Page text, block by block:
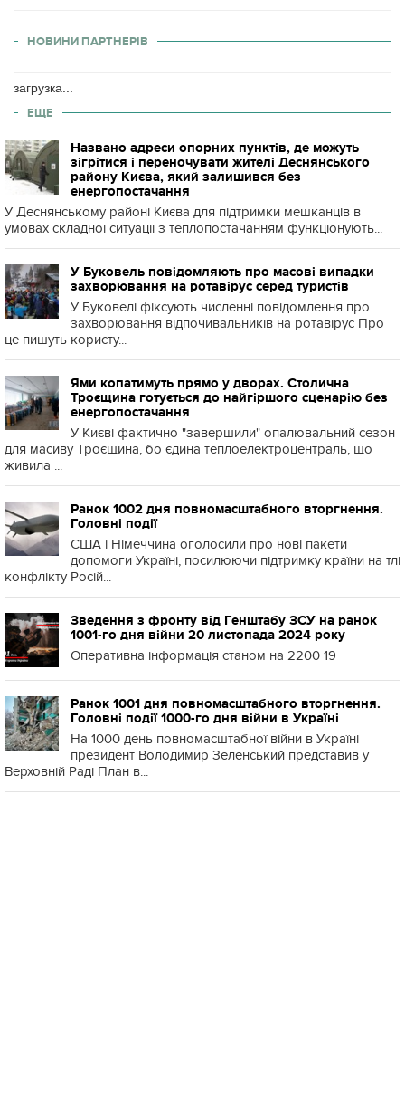
НОВИНИ ПАРТНЕРІВ
загрузка...
ЕЩЕ
Названо адреси опорних пунктів, де можуть
зігрітися і переночувати жителі Деснянського
району Києва, який залишився без
енергопостачання
У Деснянському районі Києва для підтримки мешканців в
умовах складної ситуації з теплопостачанням функціонують...
У Буковель повідомляють про масові випадки
захворювання на ротавірус серед туристів
У Буковелі фіксують численні повідомлення про
захворювання відпочивальників на ротавірус Про
це пишуть користу...
Ями копатимуть прямо у дворах. Столична
Троєщина готується до найгіршого сценарію без
енергопостачання
У Києві фактично "завершили" опалювальний сезон
для масиву Троєщина, бо єдина теплоелектроцентраль, що
живила ...
Ранок 1002 дня повномасштабного вторгнення.
Головні події
США і Німеччина оголосили про нові пакети
допомоги Україні, посилюючи підтримку країни на тлі
конфлікту Росій...
Зведення з фронту від Генштабу ЗСУ на ранок
1001-го дня війни 20 листопада 2024 року
Оперативна інформація станом на 2200 19
Ранок 1001 дня повномасштабного вторгнення.
Головні події 1000-го дня війни в Україні
На 1000 день повномасштабної війни в Україні
президент Володимир Зеленський представив у
Верховній Раді План в...